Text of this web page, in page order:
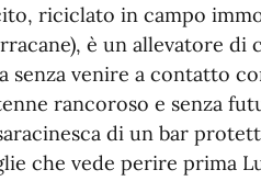
riciclato in campo
è un allevatore
senza venire a contatto
rancoroso e senza
di un bar
che vede perire prima